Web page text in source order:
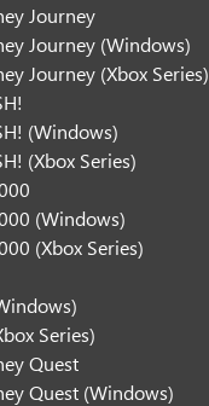
Journey
Journey (Windows)
Journey (Xbox Series)
(Windows)
(Xbox Series)
(Windows)
(Xbox Series)
Series)
Quest
Quest (Windows)